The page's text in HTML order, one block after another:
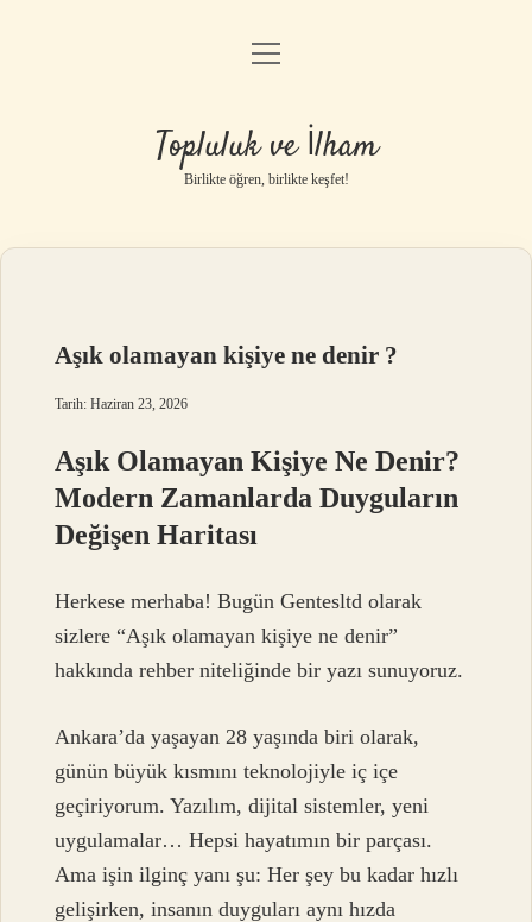
Anasayfa
Gizlilik Politikası
Yasal Uyarı
menüyü
Topluluk ve İlham
Birlikte öğren, birlikte keşfet!
Aşık olamayan kişiye ne denir ?
Tarih: Haziran 23, 2026
Aşık Olamayan Kişiye Ne Denir?
Modern Zamanlarda Duyguların
Değişen Haritası
Herkese merhaba! Bugün Gentesltd olarak
sizlere “Aşık olamayan kişiye ne denir”
hakkında rehber niteliğinde bir yazı sunuyoruz.
Ankara’da yaşayan 28 yaşında biri olarak,
günün büyük kısmını teknolojiyle iç içe
geçiriyorum. Yazılım, dijital sistemler, yeni
uygulamalar… Hepsi hayatımın bir parçası.
Ama işin ilginç yanı şu: Her şey bu kadar hızlı
gelişirken, insanın duyguları aynı hızda